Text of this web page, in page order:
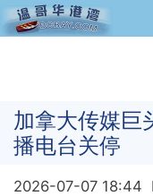
加拿大传媒巨
播电台关停
2026-07-07 18:44